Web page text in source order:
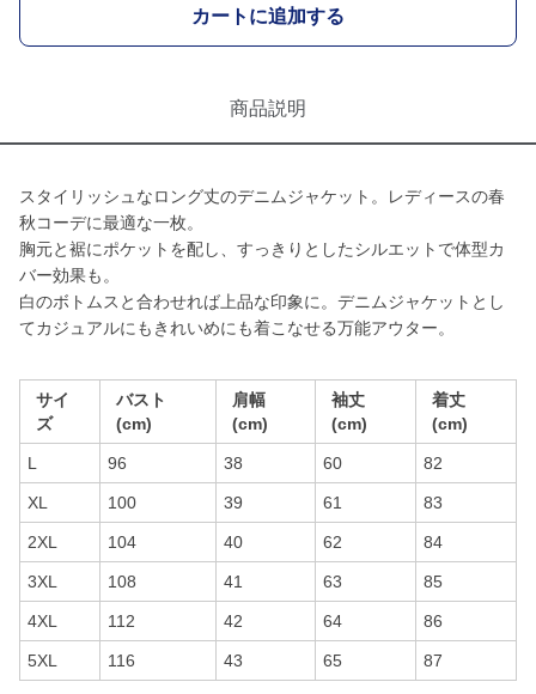
カートに追加する
商品説明
スタイリッシュなロング丈のデニムジャケット。レディースの春
秋コーデに最適な一枚。
胸元と裾にポケットを配し、すっきりとしたシルエットで体型カ
バー効果も。
白のボトムスと合わせれば上品な印象に。デニムジャケットとし
てカジュアルにもきれいめにも着こなせる万能アウター。
サイ
ズ
バスト
(cm)
肩幅
(cm)
袖丈
(cm)
着丈
(cm)
L 96 38 60 82
XL 100 39 61 83
2XL 104 40 62 84
3XL 108 41 63 85
4XL 112 42 64 86
5XL 116 43 65 87